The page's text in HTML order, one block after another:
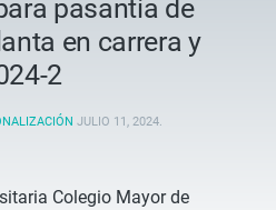
pasantía de
en carrera y
2
JULIO 11, 2024.
Colegio Mayor de